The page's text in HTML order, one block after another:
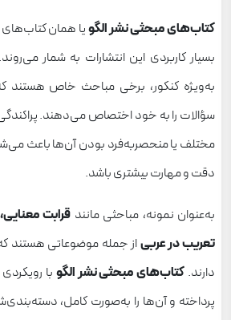
کتاب‌های مبحثی نشر الگویا همان
بسیار کاربردی این انتشارات به شمار
به‌ویژه کنکور، برخی مباحث خاص هستند
سؤالات را به خود اختصاص می‌دهند.
مختلف یا منحصربه‌فرد بودن آن‌ها باعث
دقت و مهارت بیشتری باشد.
به‌عنوان نمونه، مباحثی مانند قرابت
تعریب در عربیاز جمله موضوعاتی هستند
دارند. کتاب‌های مبحثی نشر الگو با
پرداخته و آن‌ها را به‌صورت کامل،